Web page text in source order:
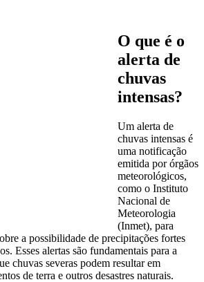
O que é o
alerta de
chuvas
intensas?
Um alerta de
chuvas intensas é
uma notificação
emitida por órgãos
meteorológicos,
como o Instituto
Nacional de
Meteorologia
(Inmet), para
a possibilidade de precipitações fortes
Esses alertas são fundamentais para a
chuvas severas podem resultar em
de terra e outros desastres naturais.